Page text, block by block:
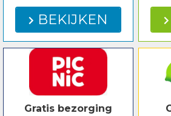
BEKIJKEN
Gratis bezorging